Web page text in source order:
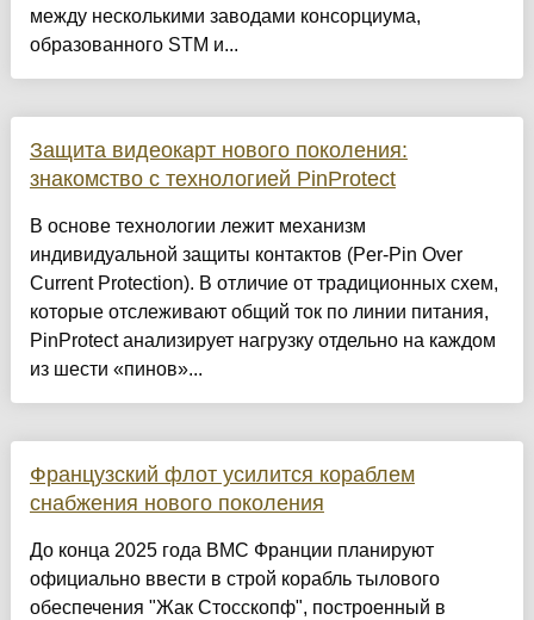
между несколькими заводами консорциума,
образованного STM и...
Защита видеокарт нового поколения:
знакомство с технологией PinProtect
В основе технологии лежит механизм
индивидуальной защиты контактов (Per-Pin Over
Current Protection). В отличие от традиционных схем,
которые отслеживают общий ток по линии питания,
PinProtect анализирует нагрузку отдельно на каждом
из шести «пинов»...
Французский флот усилится кораблем
снабжения нового поколения
До конца 2025 года ВМС Франции планируют
официально ввести в строй корабль тылового
обеспечения "Жак Стосскопф", построенный в